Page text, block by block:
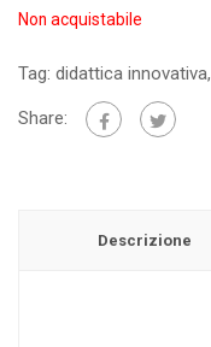
Non acquistabile
Tag: didattica innovativa,
Share:
Descrizione